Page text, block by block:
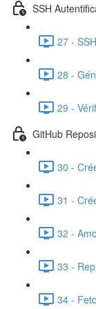
SSH
27 -
28 -
29 -
GitHub
30 -
31 -
32 -
33 -
34 -